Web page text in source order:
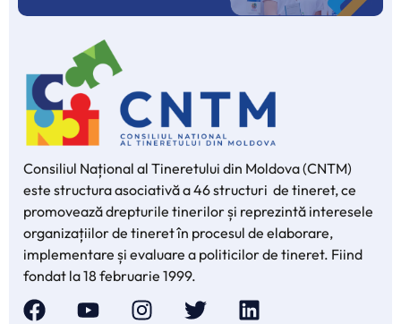
Consiliul Național al Tineretului din Moldova (CNTM)
este structura asociativă a 46 structuri de tineret, ce
promovează drepturile tinerilor și reprezintă interesele
organizațiilor de tineret în procesul de elaborare,
implementare și evaluare a politicilor de tineret. Fiind
fondat la 18 februarie 1999.